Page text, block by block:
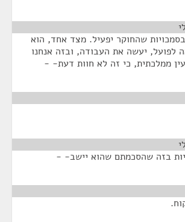
שהחוקר יפעיל. מצד אחד, הוא
לפועל, יעשה את העבודה, ובזה אנחנו
ממלכתית, כי זה לא חוות דעת- -
בזה שהסכמתם שהוא יישב- -